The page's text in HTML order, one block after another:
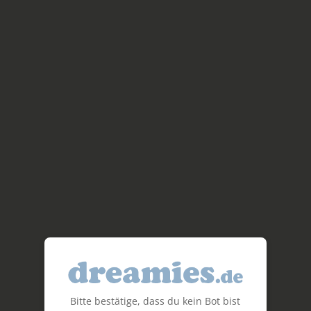
Bitte bestätige, dass du kein Bot bist